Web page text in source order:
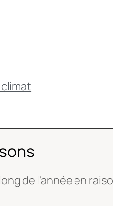
de l'année en